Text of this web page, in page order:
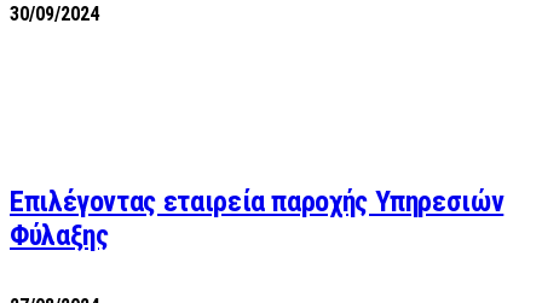
30/09/2024
Επιλέγοντας εταιρεία παροχής Υπηρεσιών
Φύλαξης